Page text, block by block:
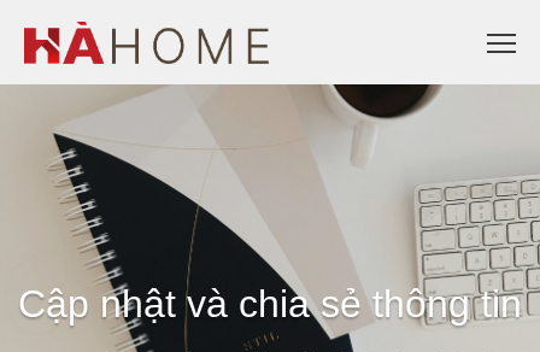
Cập nhật và chia sẻ thông tin